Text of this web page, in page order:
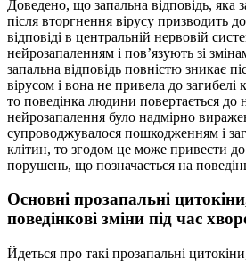
Доведено, що запальна відповідь, яка
після вторгнення вірусу призводить
відповіді в центральній нервовій
нейрозапаленням і пов’язують зі
запальна відповідь повністю зникає
вірусом і вона не привела до загибелі
то поведінка людини повертається
нейрозапалення було надмірно
супроводжувалося пошкодженням і
клітин, то згодом це може привести
порушень, що позначається на
Основні прозапальні
поведінкові зміни під час
Йдеться про такі прозапальні